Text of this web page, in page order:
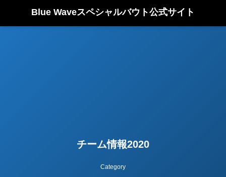
Blue Waveスペシャルバウト公式サイト
チーム情報2020
Category